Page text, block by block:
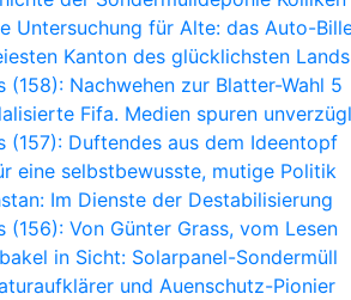
Untersuchung für Alte: das Auto-
Kanton des glücklichsten Lands
(158): Nachwehen zur Blatter-Wahl 5
Fifa. Medien spuren
(157): Duftendes aus dem Ideentopf
eine selbstbewusste, mutige Politik
Im Dienste der Destabilisierung
(156): Von Günter Grass, vom Lesen
in Sicht: Solarpanel-Sondermüll
und Auenschutz-Pionier